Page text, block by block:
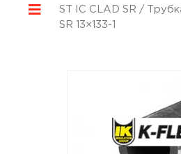
ST IC CLAD SR /
SR 13×133-1